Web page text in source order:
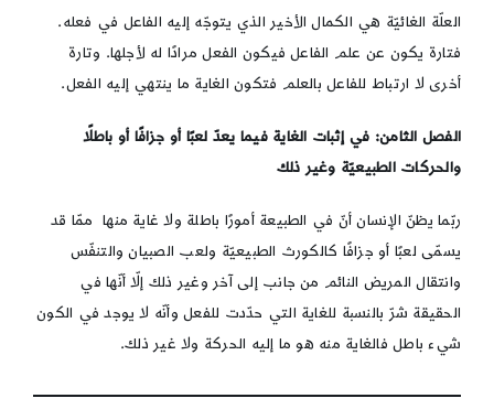
العلّة الغائيّة هي الكمال الأخير الذي يتوجّه إليه الفاعل في فعله.
فتارة يكون عن علم الفاعل فيكون الفعل مرادًا له لأجلها. وتارة
أخرى لا ارتباط للفاعل بالعلم فتكون الغاية ما ينتهي إليه الفعل.
الفصل الثامن: في إثبات الغاية فيما يعدّ لعبًا أو جزافًا أو باطلًا
والحركات الطبيعيّة وغير ذلك
ربّما يظنّ الإنسان أنّ في الطبيعة أمورًا باطلة ولا غاية منها ممّا قد
يسمّى لعبًا أو جزافًا كالكورث الطبيعيّة ولعب الصبيان والتنفّس
وانتقال المريض النائم من جانب إلى آخر وغير ذلك إلّا أنّها في
الحقيقة شرّ بالنسبة للغاية التي حدّدت للفعل وأنّه لا يوجد في الكون
شيء باطل فالغاية منه هو ما إليه الحركة ولا غير ذلك.